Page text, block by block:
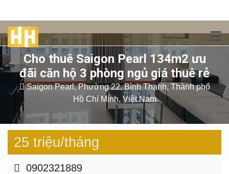
Cho thuê Saigon Pearl 134m2 ưu
đãi căn hộ 3 phòng ngủ giá thuê rẻ
Saigon Pearl, Phường 22, Bình Thạnh, Thành phố
Hồ Chí Minh, Việt Nam
25 triệu/tháng
0902321889